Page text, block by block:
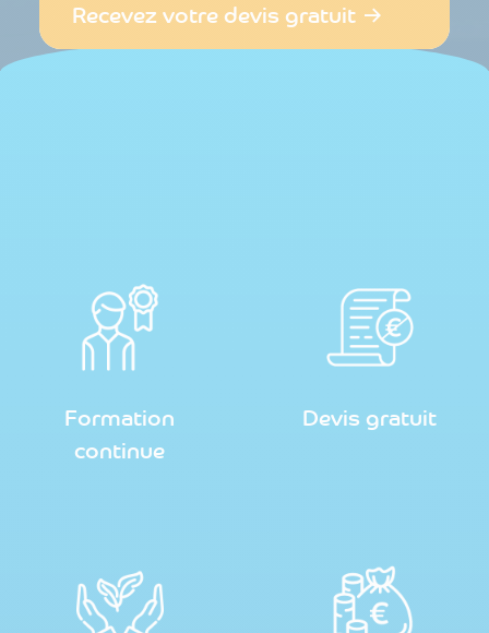
Recevez votre devis gratuit
Formation
continue
Devis gratuit